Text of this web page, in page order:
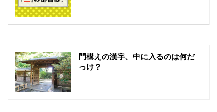
門構えの漢字、中に入るのは何だ
っけ？